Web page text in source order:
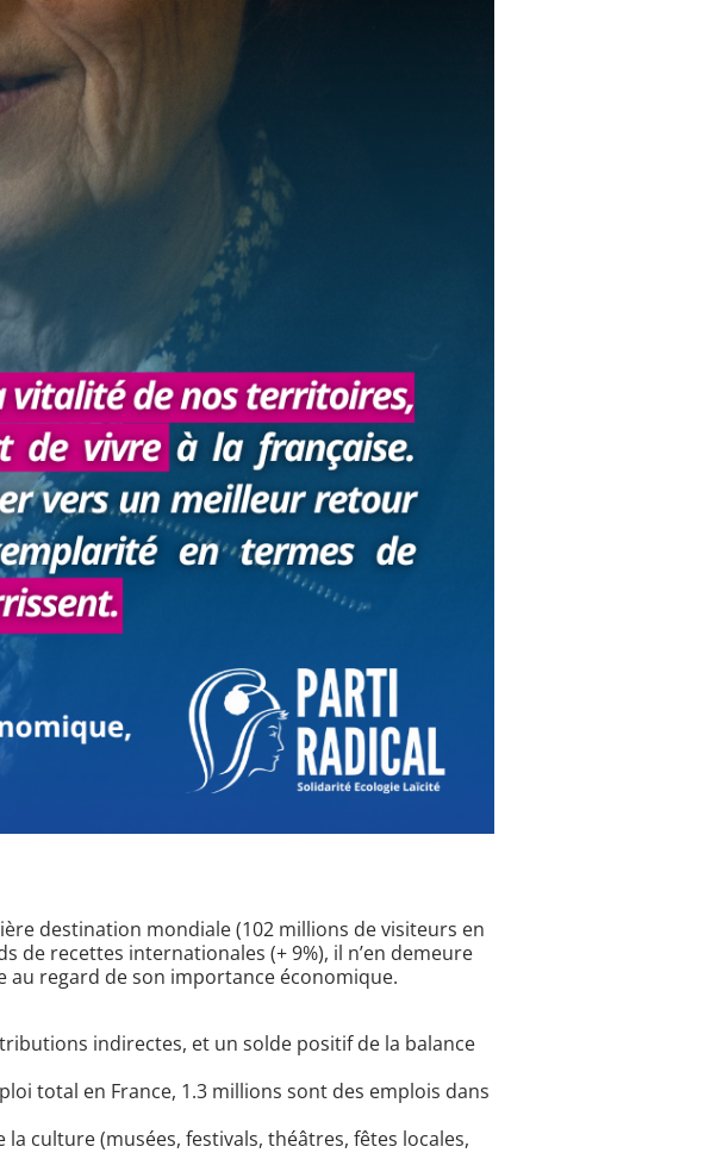
destination mondiale (102 millions de visiteurs en
de recettes internationales (+ 9%), il n’en demeure
au regard de son importance économique.
indirectes, et un solde positif de la balance
total en France, 1.3 millions sont des emplois dans
culture (musées, festivals, théâtres, fêtes locales,